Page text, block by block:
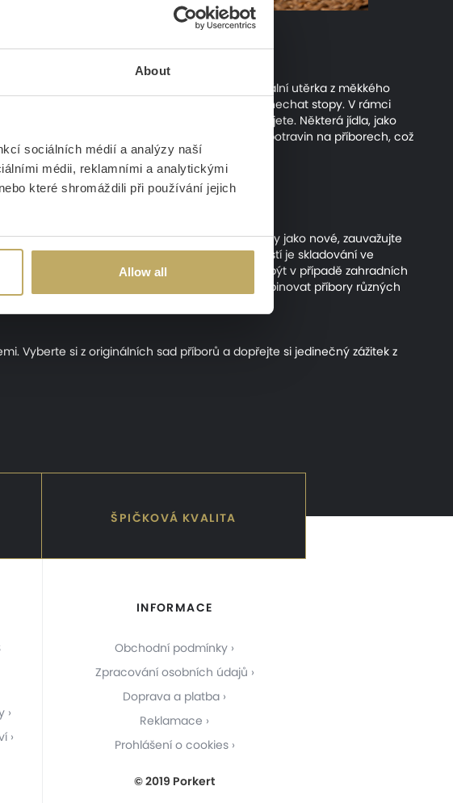
About
sociálních médií a analýzy naší
médii, reklamními a analytickými
které shromáždili při používání jejich
Allow all
příbory pečlivě osušte. K osušení je ideální utěrka z měkkého
se saponátem mohou na příborech zanechat stopy. V rámci
nejlepší službu, když je krátce po použití umyjete. Některá jídla, jako
Včasným umytím zabráníte zasychání potravin na příborech, což
po dobu desítek let.
poškodit. Pokud tedy chcete udržet příbory jako nové, zauvažujte
dají uložení příborů řád. Další možností je skladování ve
sám. Obzvláště praktickým řešením to může být v případě zahradních
vlhkosti. Při skladování by se také neměly kombinovat příbory různých
Vyberte si z originálních sad příborů a dopřejte si jedinečný zážitek z
ŠPIČKOVÁ KVALITA
INFORMACE
Obchodní podmínky
Zpracování osobních údajů
Doprava a platba
Reklamace
Prohlášení o cookies
© 2019 Porkert